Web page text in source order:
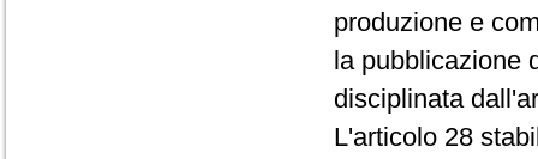
produzione e
la pubblicazione
disciplinata
L'articolo 28